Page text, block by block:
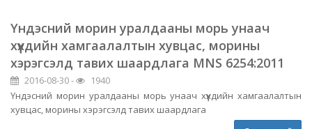
Үндэсний морин уралдааны морь унаач
хүүхдийн хамгаалалтын хувцас, морины
хэрэгсэлд тавих шаардлага MNS 6254:2011
2016-08-30 -
1940
Үндэсний морин уралдааны морь унаач хүүхдийн хамгаалалтын
хувцас, морины хэрэгсэлд тавих шаардлага